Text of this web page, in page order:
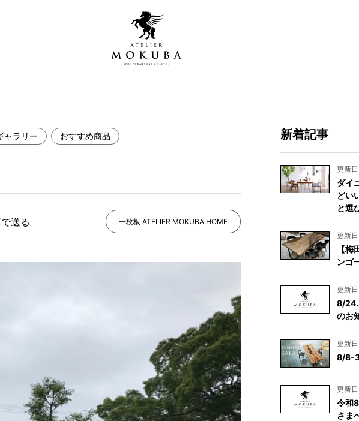
吉祥寺ギャラリー
WEBカタログ
納品事例
納品事例（住宅・インテリア）
納品事例（店舗・オフィス）
コーディネート集
INFORMATION
NEWS
EVENT
BLOG
メディア美術協力実績
ャラリー おすすめ商品
送る 一枚板 ATELIER MOKUBA HOME
新着記事
更新
ダイ
どい
と選
更新
【
ンゴ
更新
8/
のお
更新
8/8-
更新
令和
さま